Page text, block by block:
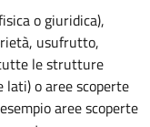
o giuridica),
usufrutto,
tutte le strutture
o aree scoperte
aree scoperte